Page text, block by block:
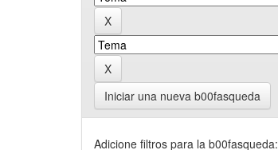
Iniciar una nueva b00fasqueda
Adicione filtros para la b00fasqueda: